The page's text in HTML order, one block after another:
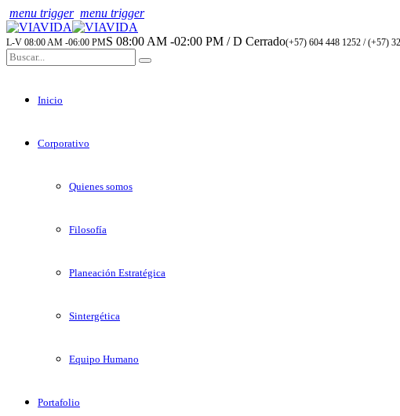
menu trigger menu trigger
L-V 08:00 AM -06:00 PMS 08:00 AM -02:00 PM / D Cerrado(+57) 604 448 1252 / (+57)
Inicio
Corporativo
Quienes somos
Filosofía
Planeación Estratégica
Sintergética
Equipo Humano
Portafolio